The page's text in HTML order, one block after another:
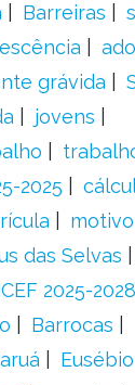
Barreiras
grávida
jovens
2025
motivo
das Selvas
2025-2028
Barrocas
Eusébio